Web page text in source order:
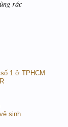
rác
1 ở TPHCM
sinh